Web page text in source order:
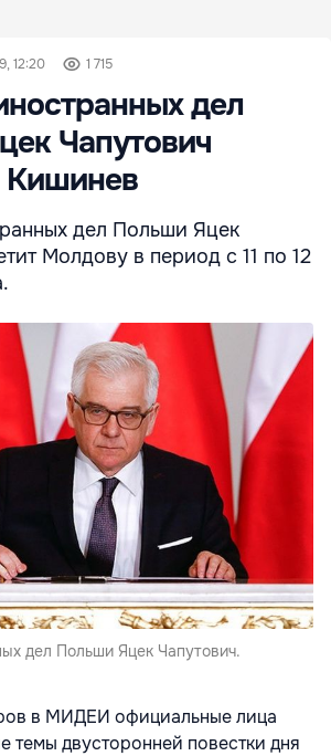
12:20 1 715
дел
Чапутович
Кишинев
дел Польши Яцек
Молдову в период с 11 по 12
дел Польши Яцек Чапутович.
в МИДЕИ официальные лица
темы двусторонней повестки дня